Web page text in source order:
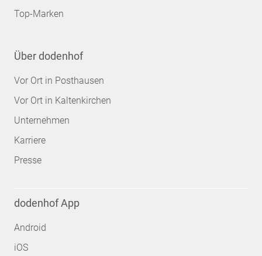
Top-Marken
Über dodenhof
Vor Ort in Posthausen
Vor Ort in Kaltenkirchen
Unternehmen
Karriere
Presse
dodenhof App
Android
iOS